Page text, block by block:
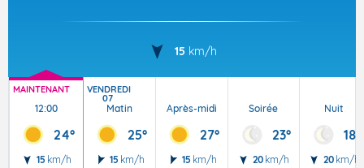
15 km/h
MAINTENANT
12:00
24°
15 km/h
VENDREDI
07
Matin
25°
15 km/h
Après-midi
27°
15 km/h
Soirée
23°
20 km/h
Nuit
18°
20 km/h